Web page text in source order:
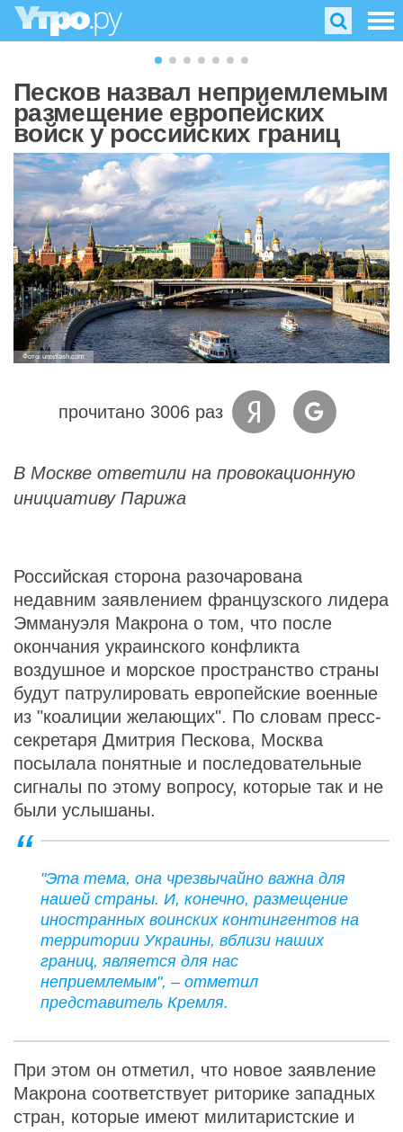
Песков назвал неприемлемым
размещение европейских
войск у российских границ
Фото: unsplash.com
прочитано 3006 раз
В Москве ответили на провокационную
инициативу Парижа
Российская сторона разочарована
недавним заявлением французского лидера
Эммануэля Макрона о том, что после
окончания украинского конфликта
воздушное и морское пространство страны
будут патрулировать европейские военные
из "коалиции желающих". По словам пресс-
секретаря Дмитрия Пескова, Москва
посылала понятные и последовательные
сигналы по этому вопросу, которые так и не
были услышаны.
"Эта тема, она чрезвычайно важна для
нашей страны. И, конечно, размещение
иностранных воинских контингентов на
территории Украины, вблизи наших
границ, является для нас
неприемлемым", – отметил
представитель Кремля.
При этом он отметил, что новое заявление
Макрона соответствует риторике западных
стран, которые имеют милитаристские и